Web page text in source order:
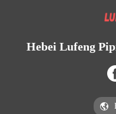
Hebei Lufeng